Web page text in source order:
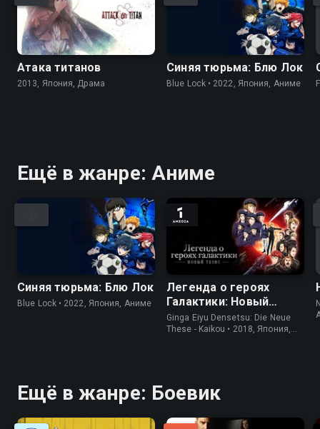
Атака титанов
2013, Япония, Драма
Синяя тюрьма: Блю Лок
Blue Lock • 2022, Япония, Аниме
Ещё в жанре: Аниме
Синяя тюрьма: Блю Лок
Blue Lock • 2022, Япония, Аниме
Легенда о героях
Галактики: Новый
тезис. Встреча
Ginga Eiyu Densetsu: Die Neue
These - Kaikou • 2018, Япония,
Ещё в жанре: Боевик